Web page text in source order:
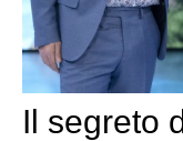
Il segreto